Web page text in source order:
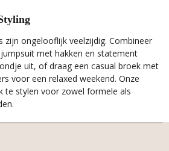
zijn ongelooflijk veelzijdig. Combineer
met hakken en statement
uit, of draag een casual broek met
voor een relaxed weekend. Onze
te stylen voor zowel formele als